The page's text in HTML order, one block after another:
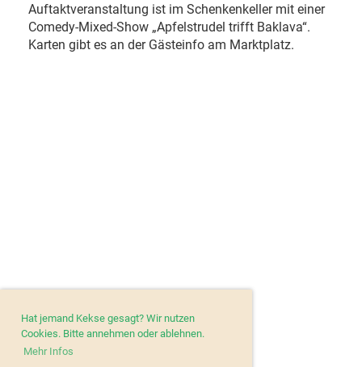
Hat jemand Kekse gesagt? Wir nutzen
Cookies. Bitte annehmen oder ablehnen.
Mehr Infos
Auftaktveranstaltung ist im Schenkenkeller mit einer
Comedy-Mixed-Show „Apfelstrudel trifft Baklava“.
Karten gibt es an der Gästeinfo am Marktplatz.